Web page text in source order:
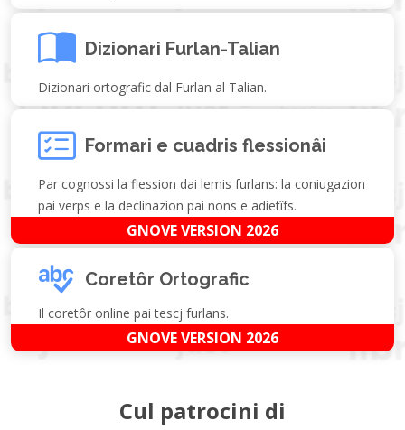
Dizionari Furlan-Talian
Dizionari ortografic dal Furlan al Talian.
Formari e cuadris flessionâi
Par cognossi la flession dai lemis furlans: la coniugazion
pai verps e la declinazion pai nons e adietîfs.
GNOVE VERSION 2026
Coretôr Ortografic
Il coretôr online pai tescj furlans.
GNOVE VERSION 2026
Cul patrocini di